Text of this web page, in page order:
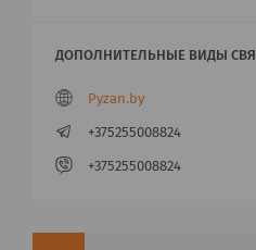
Pyzan.by
+375255008824
+375255008824